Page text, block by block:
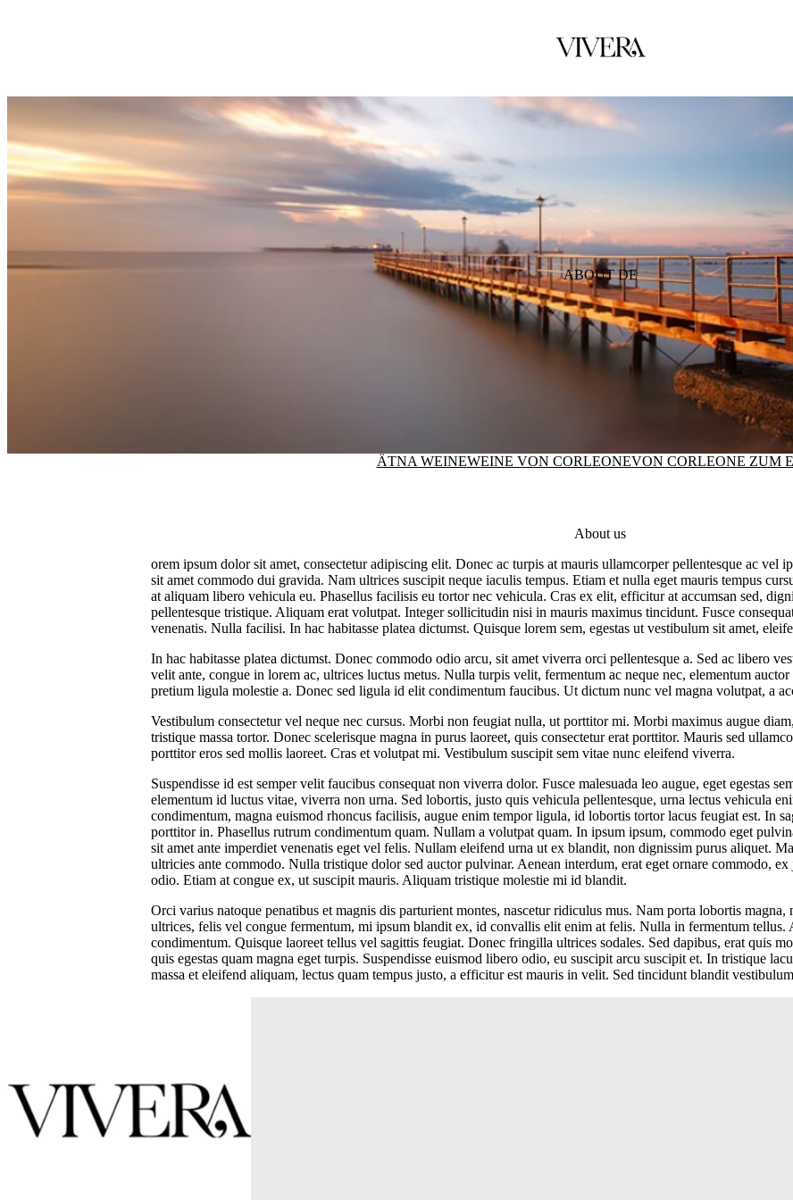
ABOUT DE
ÄTNA WEINEWEINE VON CORLEONEVON CORLEONE ZUM
About us
orem ipsum dolor sit amet, consectetur adipiscing elit. Donec ac turpis at mauris ullamcorper pellentesque ac vel
sit amet commodo dui gravida. Nam ultrices suscipit neque iaculis tempus. Etiam et nulla eget mauris tempus
at aliquam libero vehicula eu. Phasellus facilisis eu tortor nec vehicula. Cras ex elit, efficitur at accumsan sed,
pellentesque tristique. Aliquam erat volutpat. Integer sollicitudin nisi in mauris maximus tincidunt. Fusce
venenatis. Nulla facilisi. In hac habitasse platea dictumst. Quisque lorem sem, egestas ut vestibulum sit amet,
In hac habitasse platea dictumst. Donec commodo odio arcu, sit amet viverra orci pellentesque a. Sed ac libero
velit ante, congue in lorem ac, ultrices luctus metus. Nulla turpis velit, fermentum ac neque nec, elementum
pretium ligula molestie a. Donec sed ligula id elit condimentum faucibus. Ut dictum nunc vel magna volutpat, a
Vestibulum consectetur vel neque nec cursus. Morbi non feugiat nulla, ut porttitor mi. Morbi maximus augue
tristique massa tortor. Donec scelerisque magna in purus laoreet, quis consectetur erat porttitor. Mauris sed
porttitor eros sed mollis laoreet. Cras et volutpat mi. Vestibulum suscipit sem vitae nunc eleifend viverra.
Suspendisse id est semper velit faucibus consequat non viverra dolor. Fusce malesuada leo augue, eget egestas
elementum id luctus vitae, viverra non urna. Sed lobortis, justo quis vehicula pellentesque, urna lectus vehicula
condimentum, magna euismod rhoncus facilisis, augue enim tempor ligula, id lobortis tortor lacus feugiat est. In
porttitor in. Phasellus rutrum condimentum quam. Nullam a volutpat quam. In ipsum ipsum, commodo eget
sit amet ante imperdiet venenatis eget vel felis. Nullam eleifend urna ut ex blandit, non dignissim purus aliquet.
ultricies ante commodo. Nulla tristique dolor sed auctor pulvinar. Aenean interdum, erat eget ornare commodo,
odio. Etiam at congue ex, ut suscipit mauris. Aliquam tristique molestie mi id blandit.
Orci varius natoque penatibus et magnis dis parturient montes, nascetur ridiculus mus. Nam porta lobortis
ultrices, felis vel congue fermentum, mi ipsum blandit ex, id convallis elit enim at felis. Nulla in fermentum tellus.
condimentum. Quisque laoreet tellus vel sagittis feugiat. Donec fringilla ultrices sodales. Sed dapibus, erat quis
quis egestas quam magna eget turpis. Suspendisse euismod libero odio, eu suscipit arcu suscipit et. In tristique
massa et eleifend aliquam, lectus quam tempus justo, a efficitur est mauris in velit. Sed tincidunt blandit